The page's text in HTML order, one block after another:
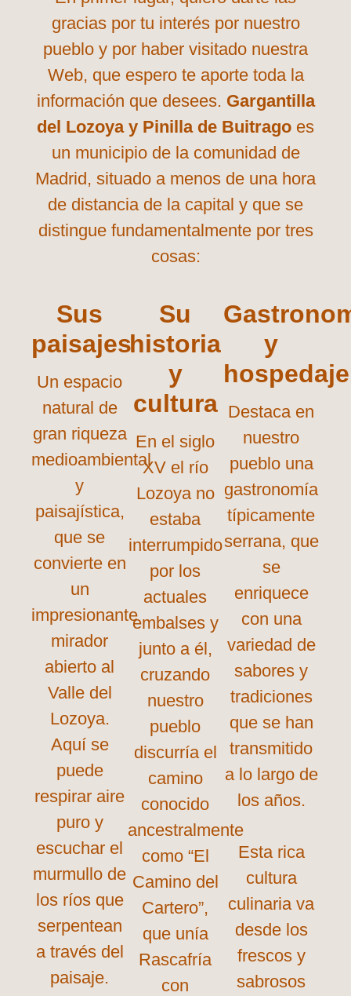
gracias por tu interés por nuestro
pueblo y por haber visitado nuestra
Web, que espero te aporte toda la
información que desees. Gargantilla
del Lozoya y Pinilla de Buitrago es
un municipio de la comunidad de
Madrid, situado a menos de una hora
de distancia de la capital y que se
distingue fundamentalmente por tres
cosas:
Sus
paisajes
Un espacio
natural de
gran riqueza
medioambiental
y
paisajística,
que se
convierte en
un
impresionante
mirador
abierto al
Valle del
Lozoya.
Aquí se
puede
respirar aire
puro y
escuchar el
murmullo de
los ríos que
serpentean
a través del
paisaje.
Su
historia
y
cultura
En el siglo
XV el río
Lozoya no
estaba
interrumpido
por los
actuales
embalses y
junto a él,
cruzando
nuestro
pueblo
discurría el
camino
conocido
ancestralmente
como “El
Camino del
Cartero”,
que unía
Rascafría
con
y
hospedaje
Destaca en
nuestro
pueblo una
gastronomía
típicamente
serrana, que
se
enriquece
con una
variedad de
sabores y
tradiciones
que se han
transmitido
a lo largo de
los años.
Esta rica
cultura
culinaria va
desde los
frescos y
sabrosos